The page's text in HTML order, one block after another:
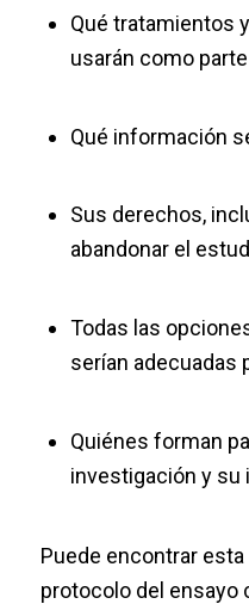
Qué tratamientos
usarán como
Qué información
Sus derechos,
abandonar el
Todas las
serían adecuadas
Quiénes forman
investigación y
Puede encontrar
protocolo del ensayo